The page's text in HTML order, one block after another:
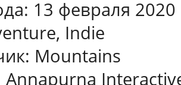
13 февраля 2020
Indie
Mountains
Annapurna